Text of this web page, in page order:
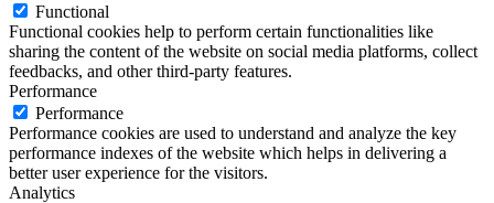
Functional
Functional cookies help to perform certain functionalities like
sharing the content of the website on social media platforms, collect
feedbacks, and other third-party features.
Performance
Performance
Performance cookies are used to understand and analyze the key
performance indexes of the website which helps in delivering a
better user experience for the visitors.
Analytics